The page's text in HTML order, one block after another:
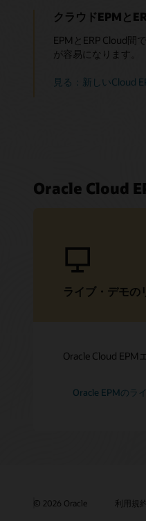
クラウドEPMと
EPMとERP Cloud間
が容易になります。
見る：新しいCloud
Oracle Cloud
ライブ・デモの
Oracle Cloud EPM
Oracle EPMのラ
© 2026 Oracle 利用規